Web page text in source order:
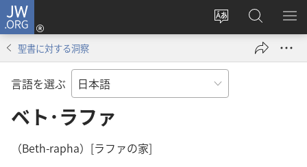
JW.ORG
サ
ト
の
言
ロ
グ
ン
し
JW.ORG
の
検
メ
を
聖書に対する洞察
言語を選ぶ
ベト･ラファ
（Beth-rapha）[ラファの家]